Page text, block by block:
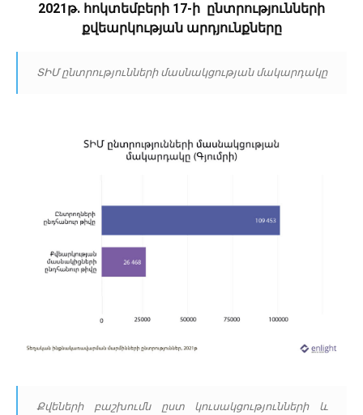
2021թ. հոկտեմբերի 17-ի ընտրությունների
քվեարկության արդյունքները
ՏԻՄ ընտրությունների մասնակցության մակարդակը
Քվեների բաշխումն ըստ կուսակցությունների և